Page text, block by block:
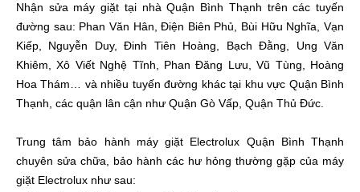
Nhận sửa máy giặt tại nhà Quận Bình Thạnh trên các tuyến
đường sau: Phan Văn Hân, Điện Biên Phủ, Bùi Hữu Nghĩa, Vạn
Kiếp, Nguyễn Duy, Đinh Tiên Hoàng, Bạch Đằng, Ung Văn
Khiêm, Xô Viết Nghệ Tĩnh, Phan Đăng Lưu, Vũ Tùng, Hoàng
Hoa Thám… và nhiều tuyến đường khác tại khu vực Quận Bình
Thạnh, các quận lân cận như Quận Gò Vấp, Quận Thủ Đức.
Trung tâm bảo hành máy giặt Electrolux Quận Bình Thạnh
chuyên sửa chữa, bảo hành các hư hỏng thường gặp của máy
giặt Electrolux như sau: